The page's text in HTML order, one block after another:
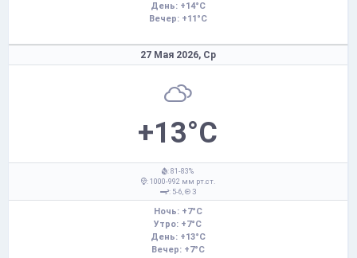
День: +14°C
Вечер: +11°C
27 Мая 2026, Ср
+13°C
: 81-83%
: 1000-992 мм рт.ст.
: 5-6,
З
Ночь: +7°C
Утро: +7°C
День: +13°C
Вечер: +7°C